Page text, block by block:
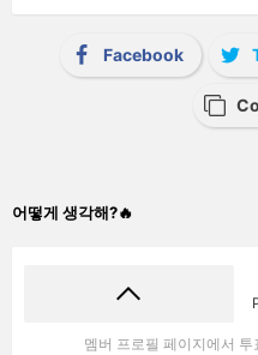
Facebook
어떻게 생각해?🔥
멤버 프로필 페이지에서